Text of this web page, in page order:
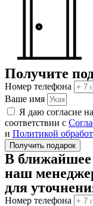
Получите
Номер телефона
Ваше имя
Я даю согласие
соответствии с
и Политикой
Получить подарок
В ближайшее
наш
для
Номер телефона